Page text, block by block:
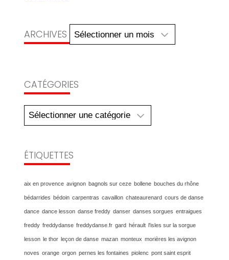
ARCHIVES
Archives
CATÉGORIES
Catégories
ÉTIQUETTES
aix en provence avignon bagnols sur ceze bollene bouches du rhône
bédarrides bédoin carpentras cavaillon chateaurenard cours de danse
dance dance lesson danse freddy danser danses sorgues entraigues
freddy freddydanse freddydanse.fr gard hérault l'isles sur la sorgue
lesson le thor leçon de danse mazan monteux morières les avignon
noves orange orgon pernes les fontaines piolenc pont saint esprit